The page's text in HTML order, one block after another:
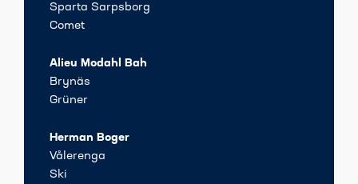
Sparta Sarpsborg
Comet
Alieu Modahl Bah
Brynäs
Grüner
Herman Boger
Vålerenga
Ski